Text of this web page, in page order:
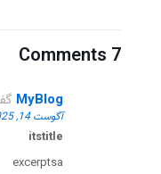
7 Comments
MyBlog
آگوست 14, 2025 در 2:48 ب.ظ
itstitle
excerptsa